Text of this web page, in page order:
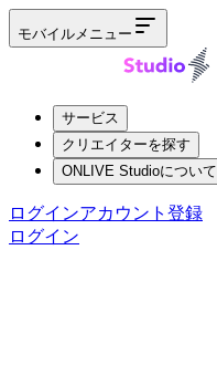
モバイルメニュー
サービス
クリエイターを探す
ONLIVE Studioについて
ログインアカウント登録
ログイン